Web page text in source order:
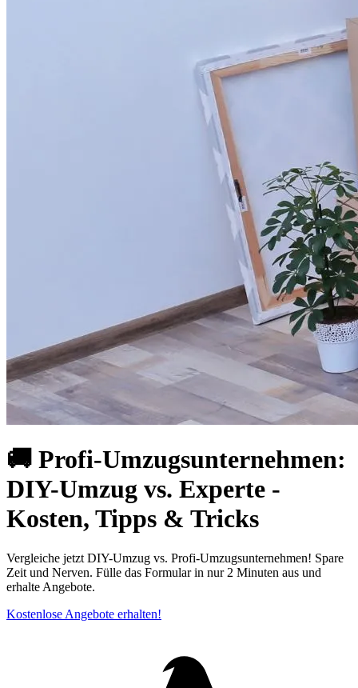
🚚 Profi-Umzugsunternehmen:
DIY-Umzug vs. Experte -
Kosten, Tipps & Tricks
Vergleiche jetzt DIY-Umzug vs. Profi-Umzugsunternehmen! Spare
Zeit und Nerven. Fülle das Formular in nur 2 Minuten aus und
erhalte Angebote.
Kostenlose Angebote erhalten!